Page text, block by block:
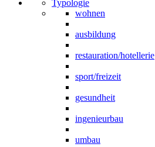
Typologie
wohnen
ausbildung
restauration/hotellerie
sport/freizeit
gesundheit
ingenieurbau
umbau